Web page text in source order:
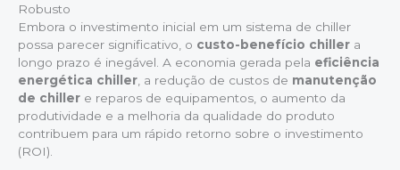
Robusto
Embora o investimento inicial em um sistema de chiller
possa parecer significativo, o custo-benefício chiller a
longo prazo é inegável. A economia gerada pela eficiência
energética chiller , a redução de custos de manutenção
de chiller e reparos de equipamentos, o aumento da
produtividade e a melhoria da qualidade do produto
contribuem para um rápido retorno sobre o investimento
(ROI).